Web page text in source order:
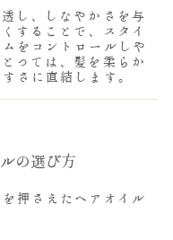
し、しなやかさを与
することで、スタイ
をコントロールしや
っては、髪を柔らか
さに直結します。
の選び方
押さえたヘアオイル